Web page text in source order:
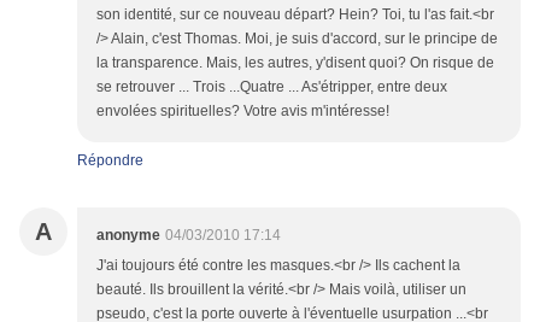
son identité, sur ce nouveau départ? Hein? Toi, tu l'as fait.<br
/> Alain, c'est Thomas. Moi, je suis d'accord, sur le principe de
la transparence. Mais, les autres, y'disent quoi? On risque de
se retrouver ... Trois ...Quatre ... As'étripper, entre deux
envolées spirituelles? Votre avis m'intéresse!
Répondre
A anonyme 04/03/2010 17:14
J'ai toujours été contre les masques.<br /> Ils cachent la
beauté. Ils brouillent la vérité.<br /> Mais voilà, utiliser un
pseudo, c'est la porte ouverte à l'éventuelle usurpation ...<br